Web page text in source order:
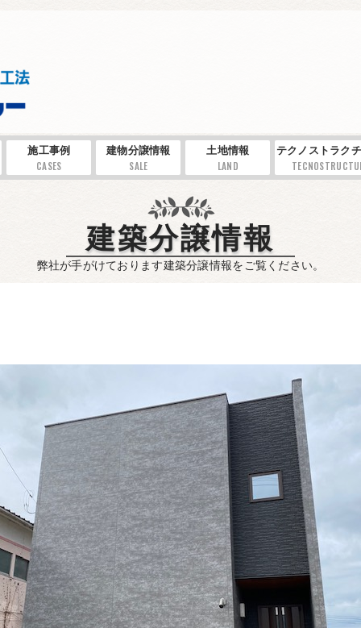
施工事例
CASES
建物分譲情報
SALE
土地情報
LAND
テクノストラク
建築分譲情報
弊社が手がけております建築分譲情報をご覧ください。